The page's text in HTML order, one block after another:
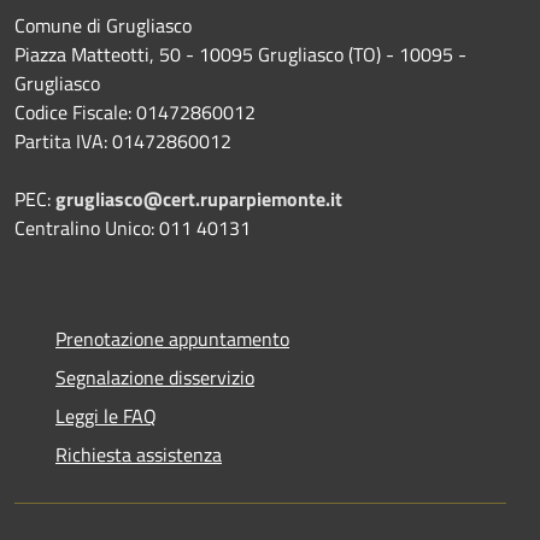
Comune di Grugliasco
Piazza Matteotti, 50 - 10095 Grugliasco (TO) - 10095 -
Grugliasco
Codice Fiscale: 01472860012
Partita IVA: 01472860012
PEC:grugliasco@cert.ruparpiemonte.it
Centralino Unico: 011 40131
Prenotazione appuntamento
Segnalazione disservizio
Leggi le FAQ
Richiesta assistenza